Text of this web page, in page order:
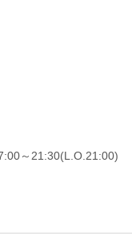
～21:30(L.O.21:00)